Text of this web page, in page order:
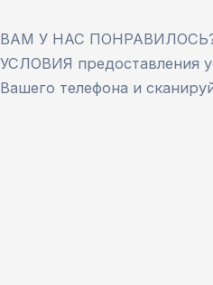
ВАМ У НАС ПОНРАВИЛОСЬ?
УСЛОВИЯ предоставления
Вашего телефона и